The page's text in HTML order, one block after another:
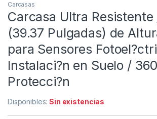
Carcasas
Carcasa Ultra Resistente
(39.37 Pulgadas) de
para Sensores
Instalaci?n en Suelo /
Protecci?n
Disponibles:Sin existencias